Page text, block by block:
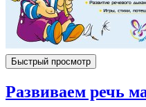
Быстрый просмотр
Развиваем речь